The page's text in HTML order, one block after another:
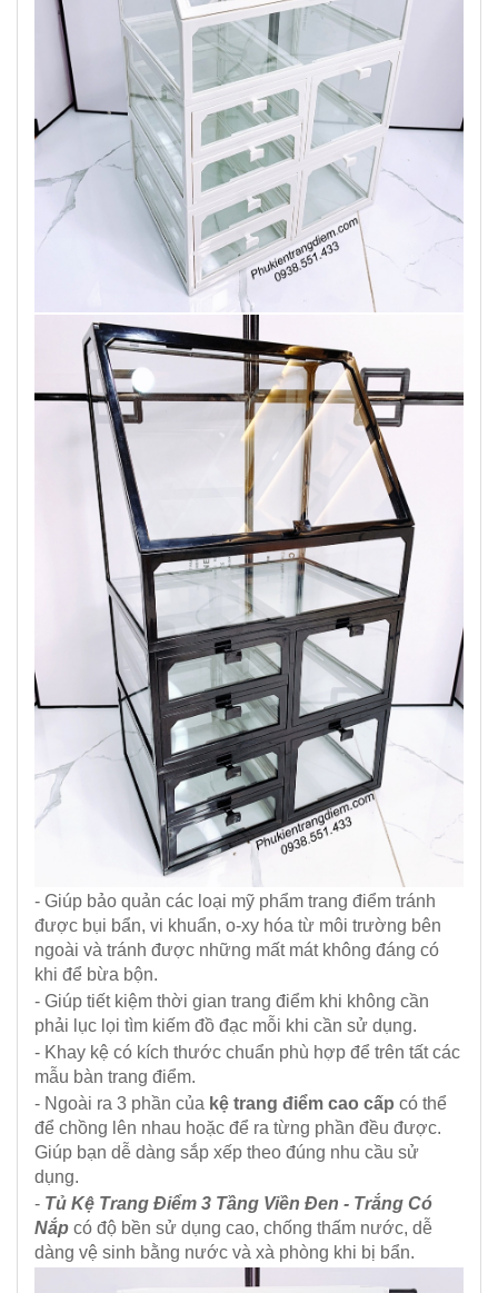
- Giúp bảo quản các loại mỹ phẩm trang điểm tránh
được bụi bẩn, vi khuẩn, o-xy hóa từ môi trường bên
ngoài và tránh được những mất mát không đáng có
khi để bừa bộn.
- Giúp tiết kiệm thời gian trang điểm khi không cần
phải lục lọi tìm kiếm đồ đạc mỗi khi cần sử dụng.
- Khay kệ có kích thước chuẩn phù hợp để trên tất các
mẫu bàn trang điểm.
- Ngoài ra 3 phần của kệ trang điểm cao cấp có thể
để chồng lên nhau hoặc để ra từng phần đều được.
Giúp bạn dễ dàng sắp xếp theo đúng nhu cầu sử
dụng.
- Tủ Kệ Trang Điểm 3 Tầng Viền Đen - Trắng Có
Nắp có độ bền sử dụng cao, chống thấm nước, dễ
dàng vệ sinh bằng nước và xà phòng khi bị bẩn.